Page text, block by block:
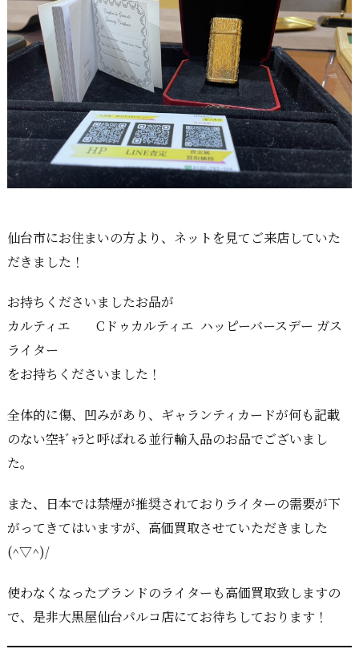
仙台市にお住まいの方より、ネットを見てご来店していた
だきました！
お持ちくださいましたお品が
カルティエ Cドゥカルティエ ハッピーバースデー ガス
ライター
をお持ちくださいました！
全体的に傷、凹みがあり、ギャランティカードが何も記載
のない空ｷﾞｬﾗと呼ばれる並行輸入品のお品でございまし
た。
また、日本では禁煙が推奨されておりライターの需要が下
がってきてはいますが、高価買取させていただきました
(^▽^)/
使わなくなったブランドのライターも高価買取致しますの
で、是非大黒屋仙台パルコ店にてお待ちしております！